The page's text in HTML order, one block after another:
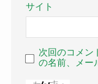
サイト
次回のコメン
の名前、メー